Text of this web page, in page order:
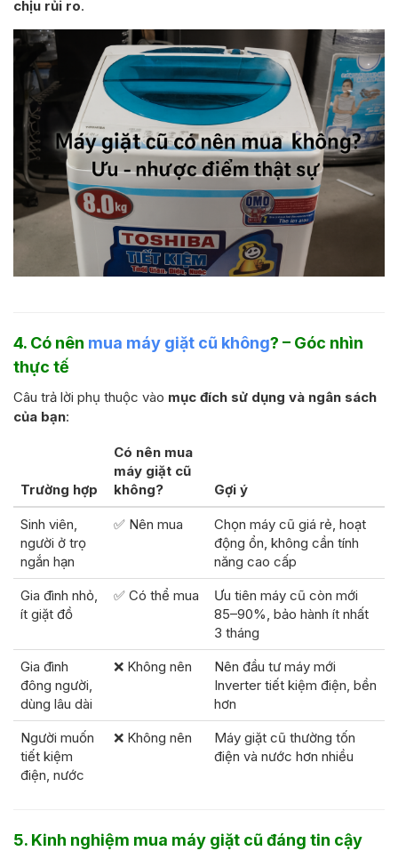
chịu rủi ro.
4. Có nên mua máy giặt cũ không? – Góc nhìn
thực tế
Câu trả lời phụ thuộc vào mục đích sử dụng và ngân sách
của bạn:
Trường hợp
Có nên mua
máy giặt cũ
không?
Gợi ý
Sinh viên,
người ở trọ
ngắn hạn
✅ Nên mua
Chọn máy cũ giá rẻ, hoạt
động ổn, không cần tính
năng cao cấp
Gia đình nhỏ,
ít giặt đồ
✅ Có thể mua
Ưu tiên máy cũ còn mới
85–90%, bảo hành ít nhất
3 tháng
Gia đình
đông người,
dùng lâu dài
❌ Không nên
Nên đầu tư máy mới
Inverter tiết kiệm điện, bền
hơn
Người muốn
tiết kiệm
điện, nước
❌ Không nên
Máy giặt cũ thường tốn
điện và nước hơn nhiều
5. Kinh nghiệm mua máy giặt cũ đáng tin cậy